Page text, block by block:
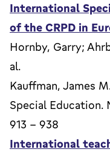
International
of the CRPD in
Hornby, Garry;
al.
Kauffman, James
Special Education.
913 - 938
International